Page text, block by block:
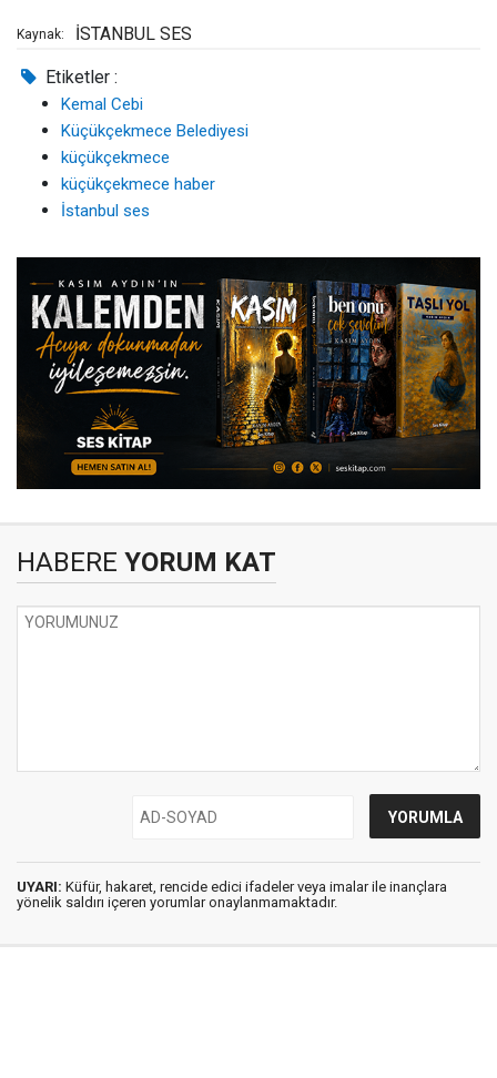
Kaynak: İSTANBUL SES
Etiketler :
Kemal Cebi
Küçükçekmece Belediyesi
küçükçekmece
küçükçekmece haber
İstanbul ses
HABERE YORUM KAT
UYARI: Küfür, hakaret, rencide edici ifadeler veya imalar ile inançlara
yönelik saldırı içeren yorumlar onaylanmamaktadır.